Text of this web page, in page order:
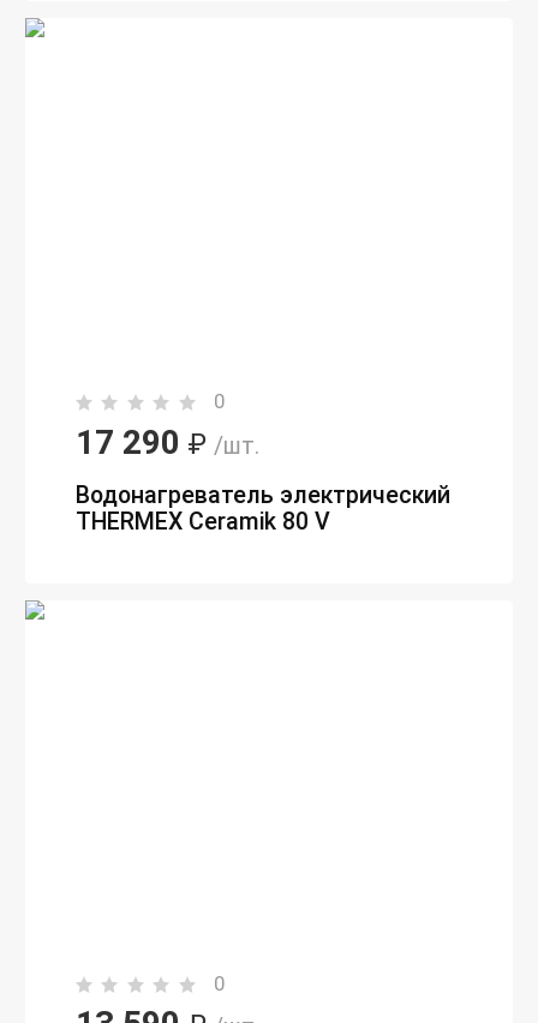
0
17 290 ₽ /шт.
Водонагреватель электрический
THERMEX Ceramik 80 V
0